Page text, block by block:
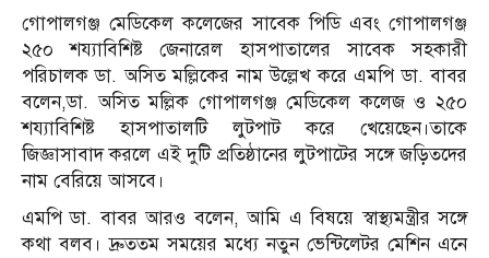
গোপালগঞ্জ মেডিকেল কলেজের সাবেক পিডি এবং গোপালগঞ্জ
২৫০ শয্যাবিশিষ্ট জেনারেল হাসপাতালের সাবেক সহকারী
পরিচালক ডা. অসিত মল্লিকের নাম উল্লেখ করে এমপি ডা. বাবর
বলেন,ডা. অসিত মল্লিক গোপালগঞ্জ মেডিকেল কলেজ ও ২৫০
শয্যাবিশিষ্ট হাসপাতালটি লুটপাট করে খেয়েছেন।তাকে
জিজ্ঞাসাবাদ করলে এই দুটি প্রতিষ্ঠানের লুটপাটের সঙ্গে জড়িতদের
নাম বেরিয়ে আসবে।
এমপি ডা. বাবর আরও বলেন, আমি এ বিষয়ে স্বাস্থ্যমন্ত্রীর সঙ্গে
কথা বলব। দ্রুততম সময়ের মধ্যে নতুন ভেন্টিলেটর মেশিন এনে